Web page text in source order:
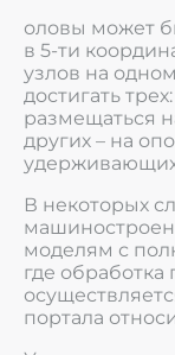
оловы может
в 5-ти
узлов на
достигать
размещаться
других – на
В некоторых
моделям с
где обработка
портала